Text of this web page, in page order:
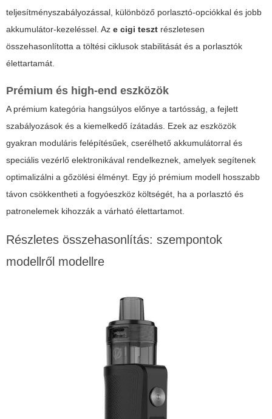
teljesítményszabályozással, különböző porlasztó-opciókkal és jobb
akkumulátor-kezeléssel. Az e cigi teszt részletesen
összehasonlította a töltési ciklusok stabilitását és a porlasztók
élettartamát.
Prémium és high-end eszközök
A prémium kategória hangsúlyos előnye a tartósság, a fejlett
szabályozások és a kiemelkedő ízátadás. Ezek az eszközök
gyakran moduláris felépítésűek, cserélhető akkumulátorral és
speciális vezérlő elektronikával rendelkeznek, amelyek segítenek
optimalizálni a gőzölési élményt. Egy jó prémium modell hosszabb
távon csökkentheti a fogyóeszköz költségét, ha a porlasztó és
patronelemek kihozzák a várható élettartamot.
Részletes összehasonlítás: szempontok
modellről modellre